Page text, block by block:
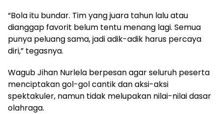
“Bola itu bundar. Tim yang juara tahun lalu atau
dianggap favorit belum tentu menang lagi. Semua
punya peluang sama, jadi adik-adik harus percaya
diri,” tegasnya.
Wagub Jihan Nurlela berpesan agar seluruh peserta
menciptakan gol-gol cantik dan aksi-aksi
spektakuler, namun tidak melupakan nilai-nilai dasar
olahraga.